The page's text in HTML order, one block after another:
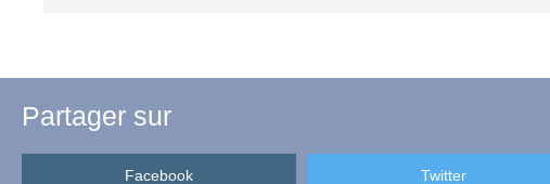
Partager sur
Facebook Twitter